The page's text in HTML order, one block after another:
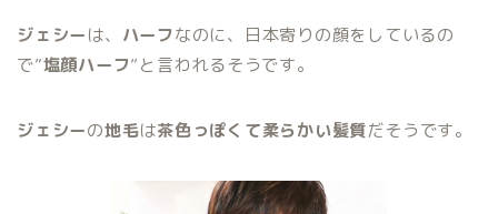
ジェシーは、 ハーフなのに、日本寄りの顔をしているの
で”塩顔ハーフ”と言われるそうです。
ジェシーの地毛は茶色っぽくて柔らかい髪質だそうです。